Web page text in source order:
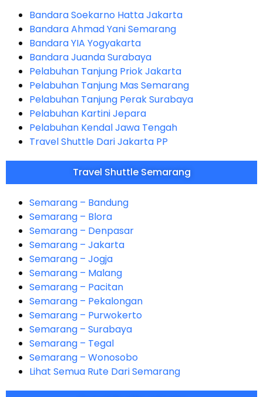
Bandara Soekarno Hatta Jakarta
Bandara Ahmad Yani Semarang
Bandara YIA Yogyakarta
Bandara Juanda Surabaya
Pelabuhan Tanjung Priok Jakarta
Pelabuhan Tanjung Mas Semarang
Pelabuhan Tanjung Perak Surabaya
Pelabuhan Kartini Jepara
Pelabuhan Kendal Jawa Tengah
Travel Shuttle Dari Jakarta PP
Travel Shuttle Semarang
Semarang – Bandung
Semarang – Blora
Semarang – Denpasar
Semarang – Jakarta
Semarang – Jogja
Semarang – Malang
Semarang – Pacitan
Semarang – Pekalongan
Semarang – Purwokerto
Semarang – Surabaya
Semarang – Tegal
Semarang – Wonosobo
Lihat Semua Rute Dari Semarang